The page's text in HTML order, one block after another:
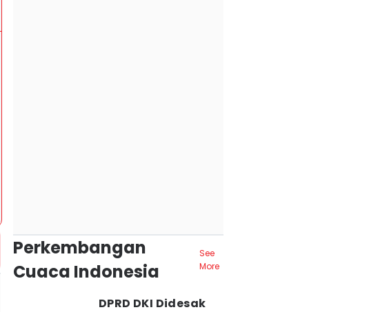
Perkembangan
Cuaca Indonesia
See
More
DPRD DKI Didesak